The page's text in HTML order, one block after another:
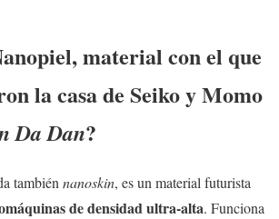
material con el que
la casa de Seiko y Momo
Da Dan?
también nanoskin, es un material futurista
de densidad ultra-alta. Funciona